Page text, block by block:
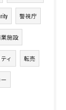
警視庁
施設
ィ 転売